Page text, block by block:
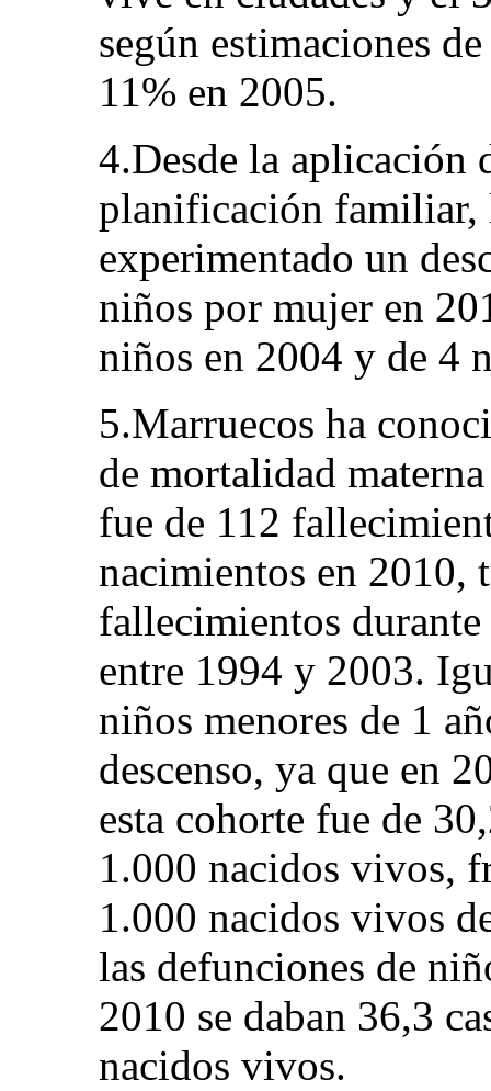
según estimaciones
11% en 2005.
4.Desde la aplicación
planificación familiar,
experimentado un
niños por mujer en
niños en 2004 y de 4
5.Marruecos ha
de mortalidad
fue de 112
nacimientos en 2010,
fallecimientos
entre 1994 y 2003.
niños menores de 1
descenso, ya que en
esta cohorte fue de
1.000 nacidos vivos,
1.000 nacidos vivos
las defunciones de
2010 se daban 36,3
nacidos vivos.